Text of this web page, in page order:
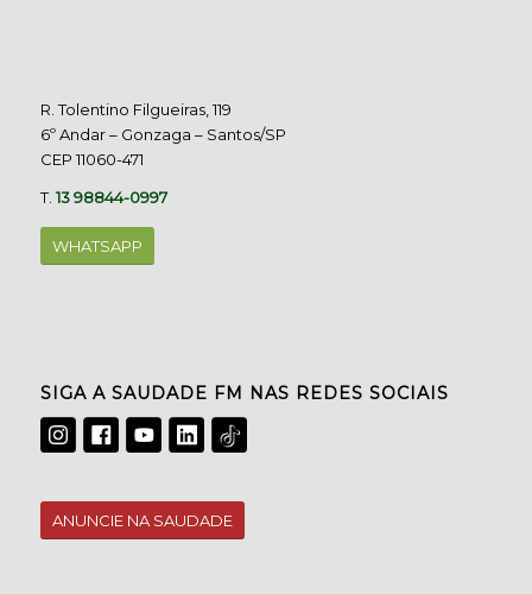
R. Tolentino Filgueiras, 119
6º Andar – Gonzaga – Santos/SP
CEP 11060-471
T.13 98844-0997
WHATSAPP
SIGA A SAUDADE FM NAS REDES SOCIAIS
ANUNCIE NA SAUDADE